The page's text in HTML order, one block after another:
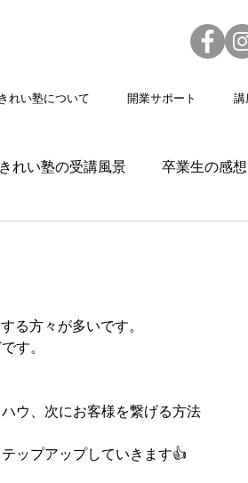
きれい塾について 開業サポート 講
きれい塾の受講風景 卒業生の感
る方々が多いです。
す。
ウ、次にお客様を繋げる方法
ップアップしていきます👍